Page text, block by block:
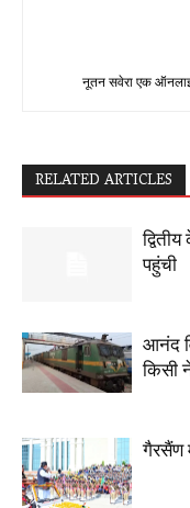
नूतन सवेरा एक
RELATED ARTICLES
पहुंची
आनंद
किसी
गैरसैंण